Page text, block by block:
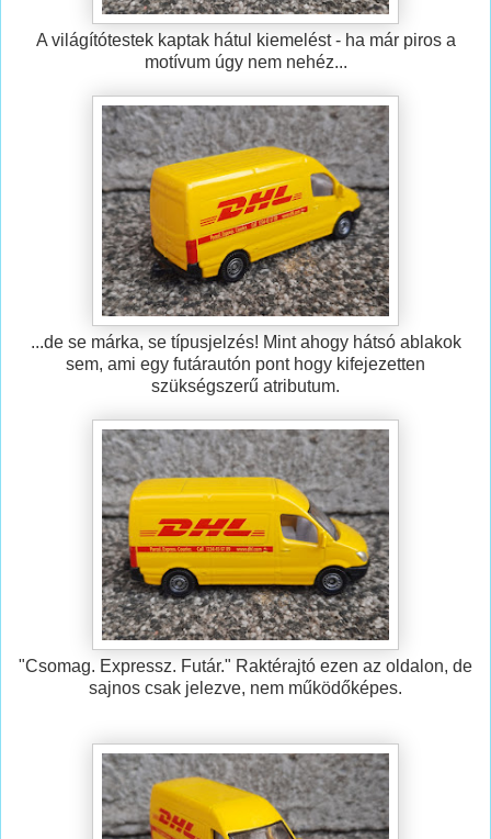
A világítótestek kaptak hátul kiemelést - ha már piros a
motívum úgy nem nehéz...
...de se márka, se típusjelzés! Mint ahogy hátsó ablakok
sem, ami egy futárautón pont hogy kifejezetten
szükségszerű atributum.
"Csomag. Expressz. Futár." Raktérajtó ezen az oldalon, de
sajnos csak jelezve, nem működőképes.